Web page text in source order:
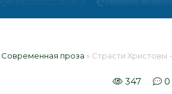
Современная проза » Страсти Христовы - Илья Стогов 📕 - Книга онлайн бесплатно
347 0